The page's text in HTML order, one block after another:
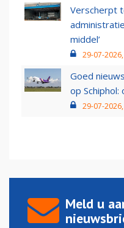
Verscherpt
middel’
29-07-
Goed
op
29-07-
Meld u